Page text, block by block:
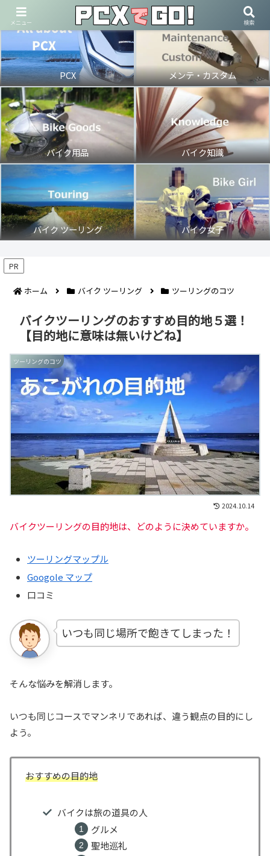
PCX メンテ・カスタム
バイク用品 バイク知識
バイク ツーリング バイク女子
PR
ホーム バイク ツーリング ツーリングのコツ
バイクツーリングのおすすめ目的地５選！
【目的地に意味は無いけどね】
ツーリングのコツ
2024.10.14
バイクツーリングの目的地は、どのように決めていますか。
ツーリングマップル
Googole マップ
口コミ
いつも同じ場所で飽きてしまった！
そんな悩みを解消します。
いつも同じコースでマンネリであれば、違う観点の目的にし
よう。
おすすめの目的地
バイクは旅の道具の人
グルメ
聖地巡礼
メニュー 検索